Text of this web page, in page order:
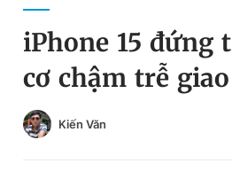
Chuyên mục
Chuyên mục khác
Đổi mật khẩu
Tin đã lưu
Tin đã xem
iPhone 15 đứng
cơ chậm trễ
Kiến Văn